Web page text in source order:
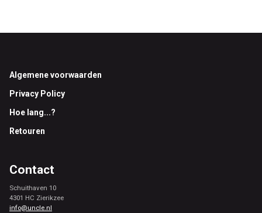
Footer
Algemene voorwaarden
Privacy Policy
Hoe lang...?
Retouren
Contact
Schuithaven 10
4301 HC Zierikzee
info@uncle.nl